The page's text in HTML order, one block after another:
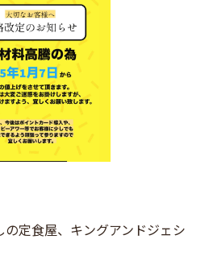
定食屋、キングアンドジェシ